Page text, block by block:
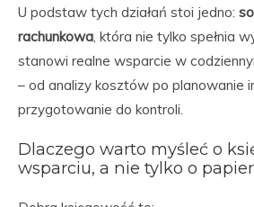
U podstaw tych działań stoi jedno:
rachunkowa, która nie tylko spełnia
stanowi realne wsparcie w
– od analizy kosztów po planowanie
przygotowanie do kontroli.
Dlaczego warto myśleć o
wsparciu, a nie tylko o